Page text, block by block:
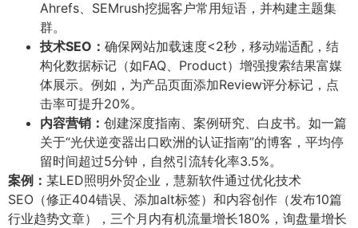
Ahrefs、SEMrush挖掘客户常用短语，并构建主题集
群。
技术SEO： 确保网站加载速度<2秒，移动端适配，结
构化数据标记（如FAQ、Product）增强搜索结果富媒
体展示。例如，为产品页面添加Review评分标记，点
击率可提升20%。
内容营销： 创建深度指南、案例研究、白皮书。如一篇
关于“光伏逆变器出口欧洲的认证指南”的博客，平均停
留时间超过5分钟，自然引流转化率3.5%。
案例： 某LED照明外贸企业，慧新软件通过优化技术
SEO（修正404错误、添加alt标签）和内容创作（发布10篇
行业趋势文章），三个月内有机流量增长180%，询盘量增长